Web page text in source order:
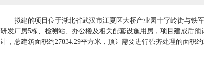
拟建的项目位于湖北省武汉市江夏区 大桥产业园十字岭街与铁军
研发厂房5栋、检测站、办公楼及相关配套设施用房，项目建成后
计， 总建筑面积约27834.29平方米，预计需要进行强夯处理的面积约